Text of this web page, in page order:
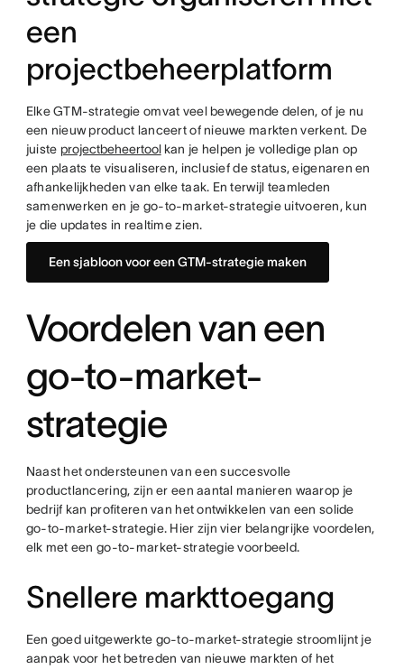
een
projectbeheerplatform
Elke GTM-strategie omvat veel bewegende delen, of je nu
een nieuw product lanceert of nieuwe markten verkent. De
juiste projectbeheertoolkan je helpen je volledige plan op
een plaats te visualiseren, inclusief de status, eigenaren en
afhankelijkheden van elke taak. En terwijl teamleden
samenwerken en je go-to-market-strategie uitvoeren, kun
je die updates in realtime zien.
Een sjabloon voor een GTM-strategie maken
Voordelen van een
go-to-market-
strategie
Naast het ondersteunen van een succesvolle
productlancering, zijn er een aantal manieren waarop je
bedrijf kan profiteren van het ontwikkelen van een solide
go-to-market-strategie. Hier zijn vier belangrijke voordelen,
elk met een go-to-market-strategie voorbeeld.
Snellere markttoegang
Een goed uitgewerkte go-to-market-strategie stroomlijnt je
aanpak voor het betreden van nieuwe markten of het